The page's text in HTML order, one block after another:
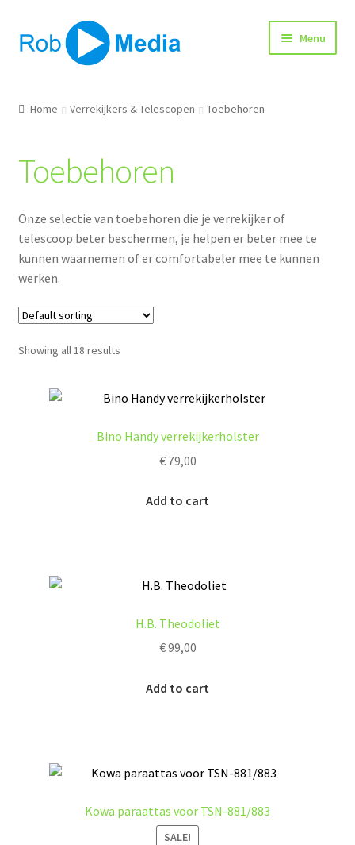
door
naar
Menu
Winkel
Afrekenen
Home Verrekijkers & Telescopen Toebehoren
Toebehoren
Onze selectie van toebehoren die je verrekijker of
telescoop beter beschermen, je helpen er beter mee te
kunnen waarnemen of er comfortabeler mee te kunnen
werken.
Showing all 18 results
Bino Handy verrekijkerholster
€79,00
Add to cart
H.B. Theodoliet
€99,00
Add to cart
Kowa paraattas voor TSN-881/883
SALE!